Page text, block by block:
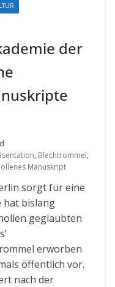
der
, Blechtrommel,
Manuskript
sorgt für eine
hat bislang
geglaubten
erworben
öffentlich vor.
nach der